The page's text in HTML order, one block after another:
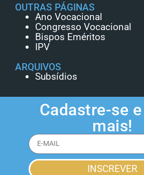
OUTRAS PÁGINAS
Ano Vocacional
Congresso Vocacional
Bispos Eméritos
IPV
ARQUIVOS
Subsídios
Cadastre-se
mais!
INSCREVER